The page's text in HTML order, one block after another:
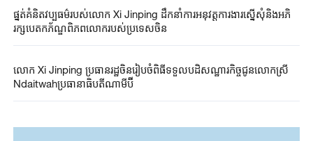
ផ្នត់គំនិតវប្បធម៌របស់លោក Xi Jinping ដឹកនាំការអនុវត្តការងារស្នើសុំនិងអភិ
រក្សបេតកភ័ណ្ឌពិភពលោករបស់ប្រទេសចិន
លោក Xi Jinping ប្រធាន​រដ្ឋ​ចិនរៀបចំ​ពិធីទទួលបដិសណ្ឋារកិច្ច​ជូន​លោកស្រី​
Ndaitwah​ប្រធានាធិបតី​ណាមីប៊ី